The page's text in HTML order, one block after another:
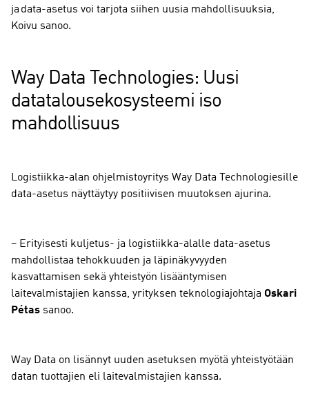
ja data-asetus voi tarjota siihen uusia mahdollisuuksia,
Koivu sanoo.
Way Data Technologies: Uusi
datatalousekosysteemi iso
mahdollisuus
Logistiikka-alan ohjelmistoyritys Way Data Technologiesille
data-asetus näyttäytyy positiivisen muutoksen ajurina.
– Erityisesti kuljetus- ja logistiikka-alalle data-asetus
mahdollistaa tehokkuuden ja läpinäkyvyyden
kasvattamisen sekä yhteistyön lisääntymisen
laitevalmistajien kanssa, yrityksen teknologiajohtaja Oskari
Pétas sanoo.
Way Data on lisännyt uuden asetuksen myötä yhteistyötään
datan tuottajien eli laitevalmistajien kanssa.